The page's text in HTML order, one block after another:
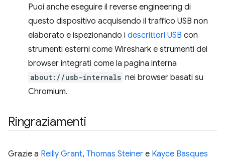
Puoi anche eseguire il reverse engineering di
questo dispositivo acquisendo il traffico USB non
elaborato e ispezionando i descrittori USB con
strumenti esterni come Wireshark e strumenti del
browser integrati come la pagina interna
about://usb-internals nei browser basati su
Chromium.
Ringraziamenti
Grazie a Reilly Grant, Thomas Steiner e Kayce Basques